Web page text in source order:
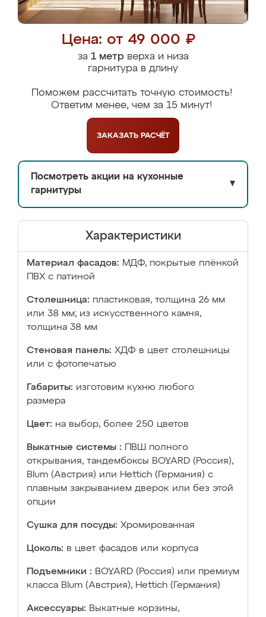
Цена: от 49 000 ₽
за 1 метрверха и низа
гарнитура в длину
Поможем рассчитать точную стоимость!
Ответим менее, чем за 15 минут!
ЗАКАЗАТЬ РАСЧЁТ
Посмотреть акции на кухонные
гарнитуры
▼
Характеристики
Материал фасадов: МДФ, покрытые плёнкой
ПВХ с патиной
Столешница: пластиковая, толщина 26 мм
или 38 мм; из искусственного камня,
толщина 38 мм
Стеновая панель: ХДФ в цвет столешницы
или с фотопечатью
Габариты: изготовим кухню любого
размера
Цвет: на выбор, более 250 цветов
Выкатные системы :
ПВШ полного
открывания, тандембоксы BOYARD (Россия),
Blum (Австрия) или Hettich (Германия) с
плавным закрыванием дверок или без этой
опции
Сушка для посуды: Хромированная
Цоколь: в цвет фасадов или корпуса
Подъемники : BOYARD (Россия) или премиум
класса Blum (Австрия), Hettich (Германия)
Аксессуары: Выкатные корзины,